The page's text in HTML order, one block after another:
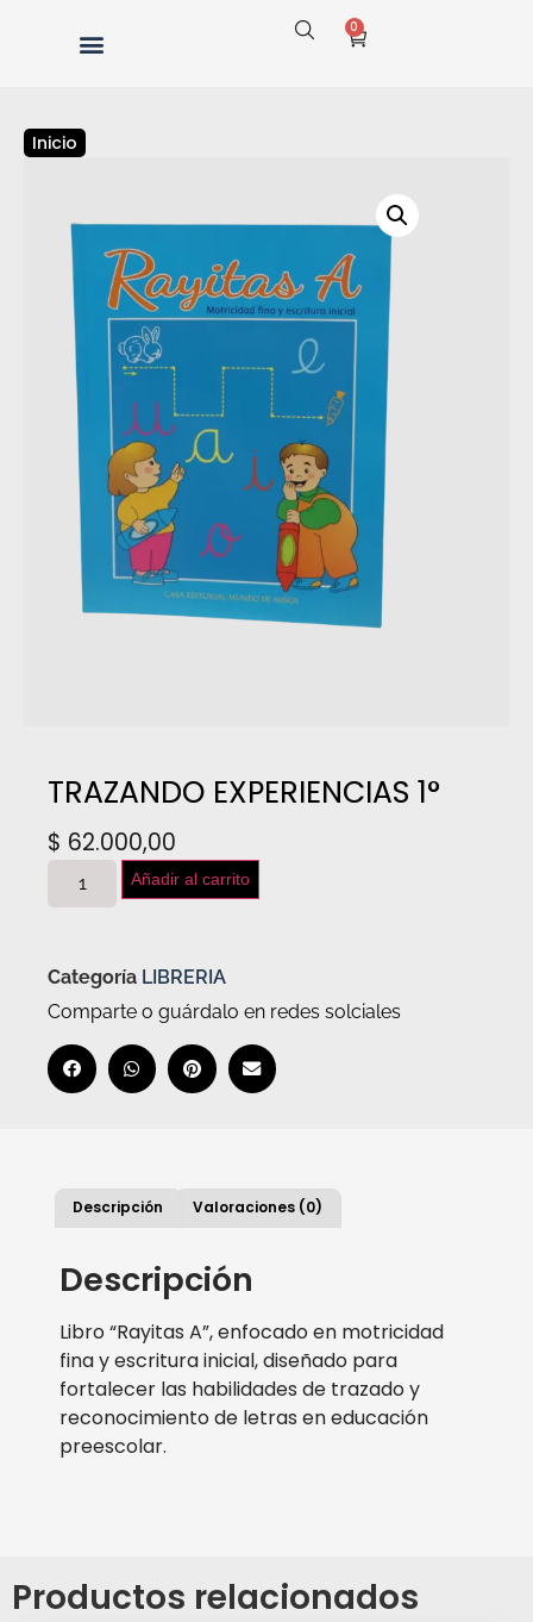
0
Inicio
TRAZANDO EXPERIENCIAS 1°
$ 62.000,00
Añadir al carrito
Categoría LIBRERIA
Comparte o guárdalo en redes solciales
Descripción Valoraciones (0)
Descripción
Libro “Rayitas A”, enfocado en motricidad
fina y escritura inicial, diseñado para
fortalecer las habilidades de trazado y
reconocimiento de letras en educación
preescolar.
Productos relacionados